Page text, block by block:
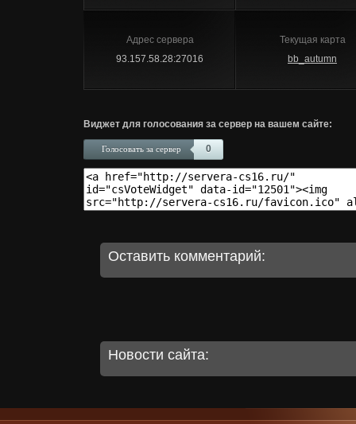
Адрес сервера
93.157.58.28:27016
Текущая карта
bb_autumn
Виджет для голосования за сервер на вашем сайте:
0
Голосовать за сервер
Оставить комментарий:
Новости сайта: